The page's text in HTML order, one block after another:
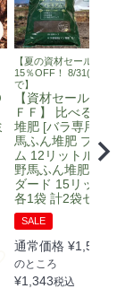
【夏の資材セール
15％OFF！ 8/31(月)ま
で】
【資材セール15％
ＦＦ】 比べる馬ふ
堆肥 [バラ専用 完熟
馬ふん堆肥 プレミ
ム 12リットル] [安
野馬ふん堆肥 スタ
ダード 15リットル]
各1袋 計2袋セット
SALE
通常価格 ¥1,580
のところ
¥1,343税込